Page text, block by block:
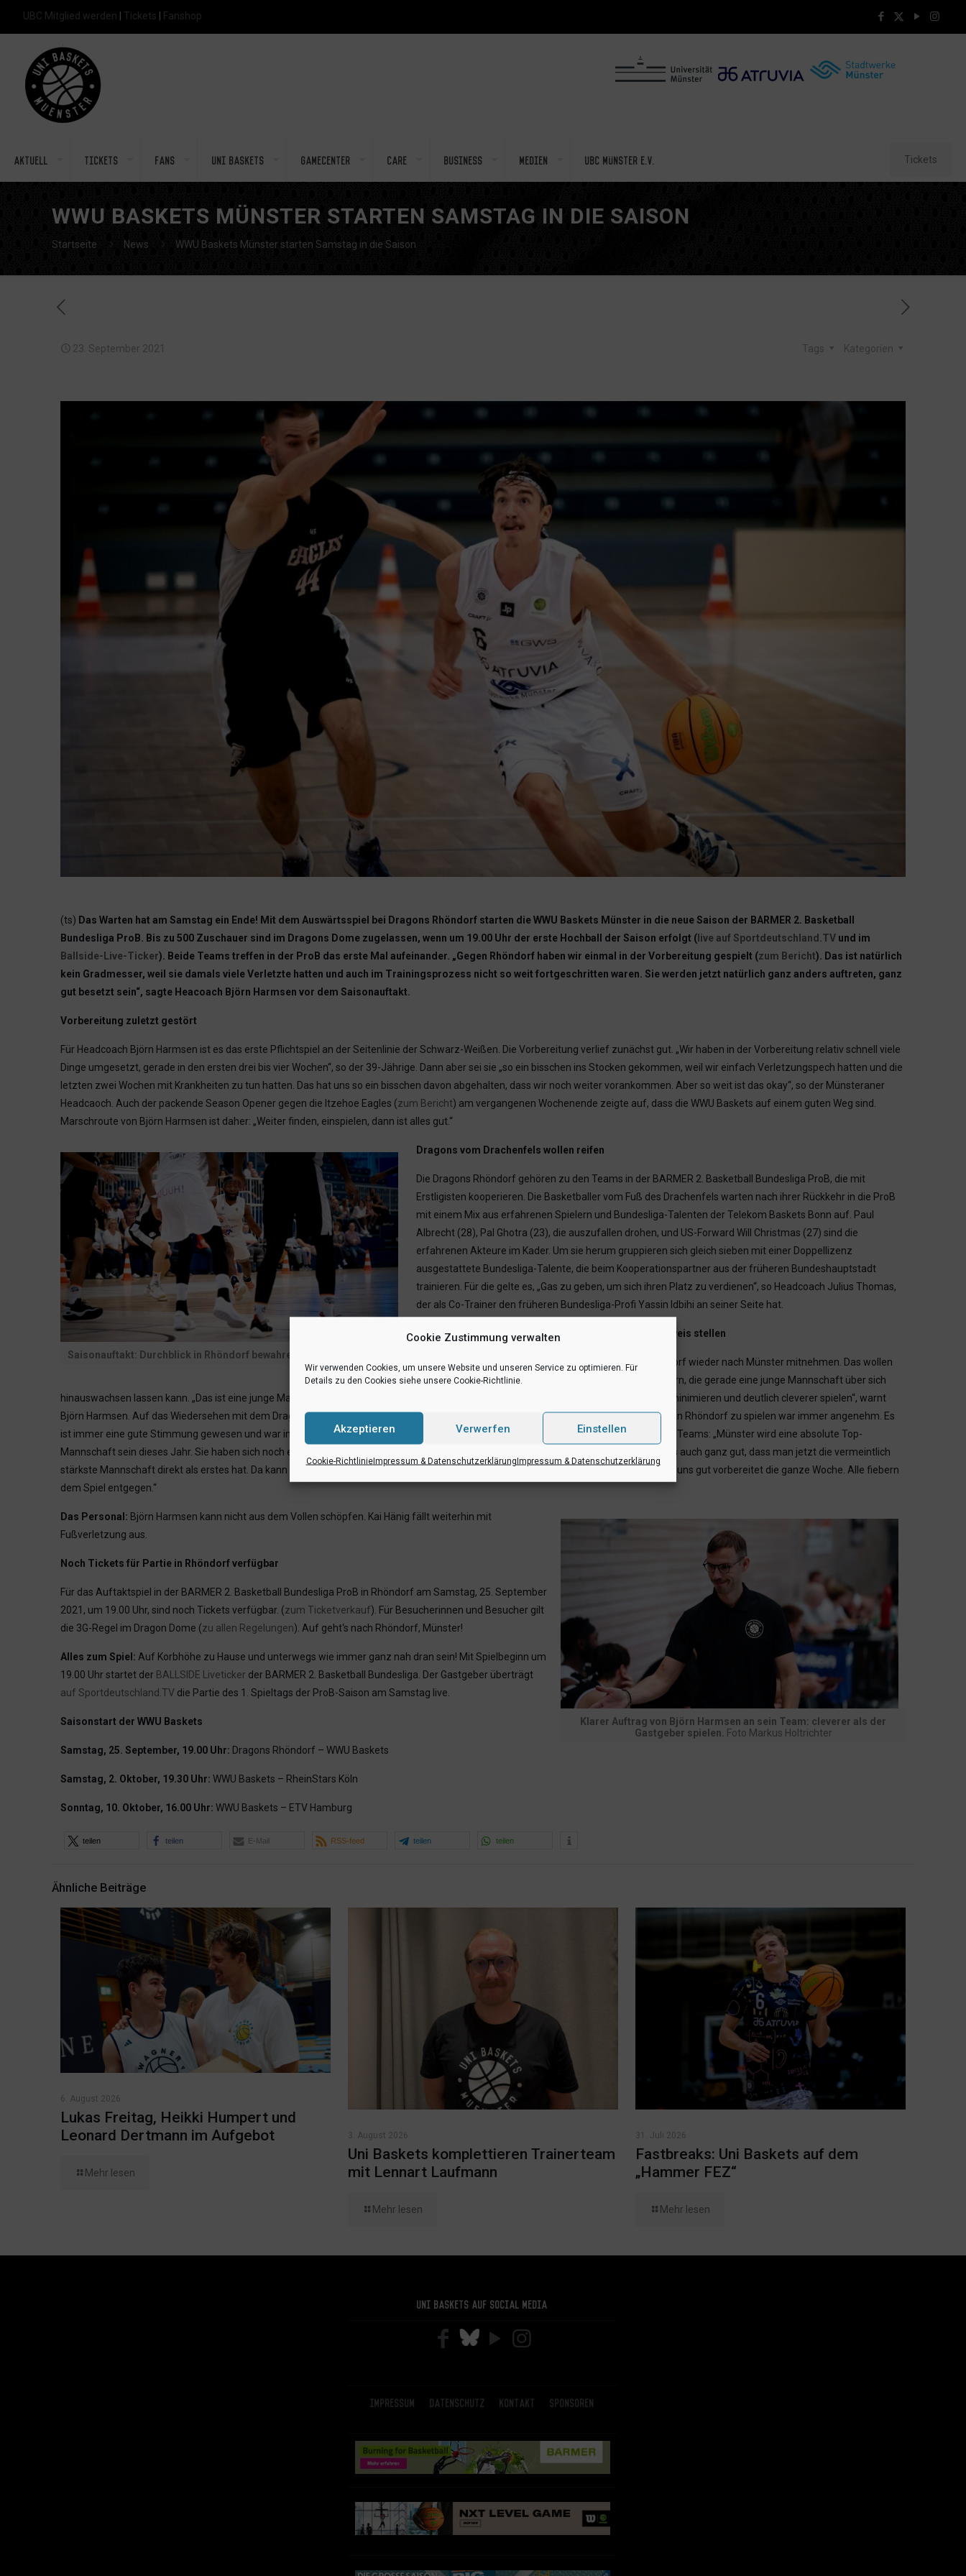
Cookie Zustimmung verwalten
Wir verwenden Cookies, um unsere Website und unseren Service zu optimieren. Für
Details zu den Cookies siehe unsere Cookie-Richtlinie.
Akzeptieren Verwerfen Einstellen
Cookie-RichtlinieImpressum & DatenschutzerklärungImpressum & Datenschutzerklärung
UBC Mitglied werden Tickets Fanshop
Aktuell Tickets Fans Uni Baskets Gamecenter Care Business Medien UBC Münster e.V. Tickets
WWU BASKETS MÜNSTER STARTEN SAMSTAG IN DIE SAISON
Startseite News WWU Baskets Münster starten Samstag in die Saison
23. September 2021 Kategorien
Tags
(ts) Das Warten hat am Samstag ein Ende! Mit dem Auswärtsspiel bei Dragons Rhöndorf starten die WWU Baskets Münster in die neue Saison der BARMER 2. Basketball
Bundesliga ProB. Bis zu 500 Zuschauer sind im Dragons Dome zugelassen, wenn um 19.00 Uhr der erste Hochball der Saison erfolgt (live auf Sportdeutschland.TV und im
Ballside-Live-Ticker). Beide Teams treffen in der ProB das erste Mal aufeinander. „Gegen Rhöndorf haben wir einmal in der Vorbereitung gespielt (zum Bericht). Das ist natürlich
kein Gradmesser, weil sie damals viele Verletzte hatten und auch im Trainingsprozess nicht so weit fortgeschritten waren. Sie werden jetzt natürlich ganz anders auftreten, ganz
gut besetzt sein“, sagte Heacoach Björn Harmsen vor dem Saisonauftakt.
Vorbereitung zuletzt gestört
Für Headcoach Björn Harmsen ist es das erste Pflichtspiel an der Seitenlinie der Schwarz-Weißen. Die Vorbereitung verlief zunächst gut. „Wir haben in der Vorbereitung relativ schnell viele
Dinge umgesetzt, gerade in den ersten drei bis vier Wochen“, so der 39-Jährige. Dann aber sei sie „so ein bisschen ins Stocken gekommen, weil wir einfach Verletzungspech hatten und die
letzten zwei Wochen mit Krankheiten zu tun hatten. Das hat uns so ein bisschen davon abgehalten, dass wir noch weiter vorankommen. Aber so weit ist das okay“, so der Münsteraner
Headcaoch. Auch der packende Season Opener gegen die Itzehoe Eagles (zum Bericht) am vergangenen Wochenende zeigte auf, dass die WWU Baskets auf einem guten Weg sind.
Marschroute von Björn Harmsen ist daher: „Weiter finden, einspielen, dann ist alles gut.“
Saisonauftakt: Durchblick in Rhöndorf bewahren.
Dragons vom Drachenfels wollen reifen
Die Dragons Rhöndorf gehören zu den Teams in der BARMER 2. Basketball Bundesliga ProB, die mit
Erstligisten kooperieren. Die Basketballer vom Fuß des Drachenfels warten nach ihrer Rückkehr in die ProB
mit einem Mix aus erfahrenen Spielern und Bundesliga-Talenten der Telekom Baskets Bonn auf. Paul
Albrecht (28), Pal Ghotra (23), die auszufallen drohen, und US-Forward Will Christmas (27) sind die
erfahrenen Akteure im Kader. Um sie herum gruppieren sich gleich sieben mit einer Doppellizenz
ausgestattete Bundesliga-Talente, die beim Kooperationspartner aus der früheren Bundeshauptstadt
trainieren. Für die gelte es, „Gas zu geben, um sich ihren Platz zu verdienen“, so Headcoach Julius Thomas,
der als Co-Trainer den früheren Bundesliga-Profi Yassin Idbihi an seiner Seite hat.
Cleverness gegen energiegeladene Drachen unter Beweis stellen
Die WWU Baskets wollten natürlich die Punkte aus Rhöndorf wieder nach Münster mitnehmen. Das wollen
die Dragons mit Unterstützung vieler Zuschauer verhindern, die gerade eine junge Mannschaft über sich
hinauswachsen lassen kann. „Das ist eine junge Mannschaft mit viel Energie. Da müssen wir schauen, dass wir unsere Fehler möglichst minimieren und deutlich cleverer spielen“, warnt
Björn Harmsen. Auf das Wiedersehen mit dem Dragon Dome, den er aus seiner Zeit in Jena kennt, freut sich der Coach der Uni-Städter. „In Rhöndorf zu spielen war immer angenehm. Es
ist immer eine gute Stimmung gewesen und war immer ganz nett.“ Dragon-Kapitän Paul Albrecht betont die Angriffslust seines jungen Teams: „Münster wird eine absolute Top-
Mannschaft sein dieses Jahr. Sie haben sich noch einmal verstärkt. Es wird keine leichtes Spiel für uns. Das ist sicher. Aber vielleicht ist es auch ganz gut, dass man jetzt die vermeintlich
stärkste Mannschaft direkt als erstes hat. Da kann man dann sehen wo man steht. Wir sind angriffslustig Wir hängen uns voll rein, haben uns gut vorbereitet die ganze Woche. Alle fiebern
dem Spiel entgegen.“
Klarer Auftrag von Björn Harmsen an sein Team: cleverer als der
Gastgeber spielen.
Foto Markus Holtrichter
Das Personal: Björn Harmsen kann nicht aus dem Vollen schöpfen. Kai Hänig fällt weiterhin mit
Fußverletzung aus.
Noch Tickets für Partie in Rhöndorf verfügbar
Für das Auftaktspiel in der BARMER 2. Basketball Bundesliga ProB in Rhöndorf am Samstag, 25. September
2021, um 19.00 Uhr, sind noch Tickets verfügbar. (zum Ticketverkauf). Für Besucherinnen und Besucher gilt
die 3G-Regel im Dragon Dome (zu allen Regelungen). Auf geht‘s nach Rhöndorf, Münster!
Alles zum Spiel: Auf Korbhöhe zu Hause und unterwegs wie immer ganz nah dran sein! Mit Spielbeginn um
19.00 Uhr startet der BALLSIDE Liveticker der BARMER 2. Basketball Bundesliga. Der Gastgeber überträgt
auf Sportdeutschland.TV die Partie des 1. Spieltags der ProB-Saison am Samstag live.
Saisonstart der WWU Baskets
Samstag, 25. September, 19.00 Uhr: Dragons Rhöndorf – WWU Baskets
Samstag, 2. Oktober, 19.30 Uhr: WWU Baskets – RheinStars Köln
Sonntag, 10. Oktober, 16.00 Uhr: WWU Baskets – ETV Hamburg
teilen teilen E-Mail RSS-feed teilen teilen
Ähnliche Beiträge
6. August 2026
Lukas Freitag, Heikki Humpert und
Leonard Dertmann im Aufgebot
Mehr lesen
3. August 2026
Uni Baskets komplettieren Trainerteam
mit Lennart Laufmann
Mehr lesen
31. Juli 2026
Fastbreaks: Uni Baskets auf dem
„Hammer FEZ“
Mehr lesen
Uni Baskets auf Social Media
Impressum Datenschutz Kontakt Sponsoren